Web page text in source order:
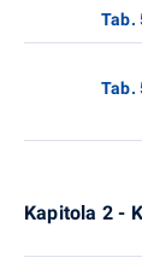
Tab.
Tab.
Kapitola 2 -